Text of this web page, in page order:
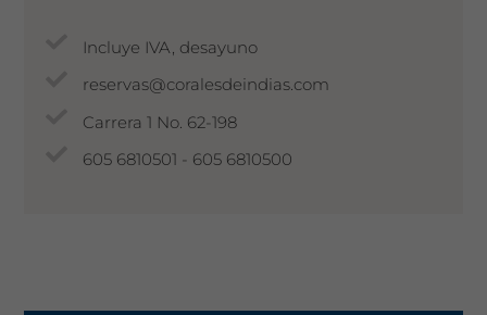
Incluye IVA, desayuno
reservas@coralesdeindias.com
Carrera 1 No. 62-198
605 6810501 - 605 6810500